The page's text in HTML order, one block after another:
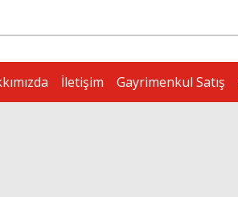
İletişim Gayrimenkul Satış